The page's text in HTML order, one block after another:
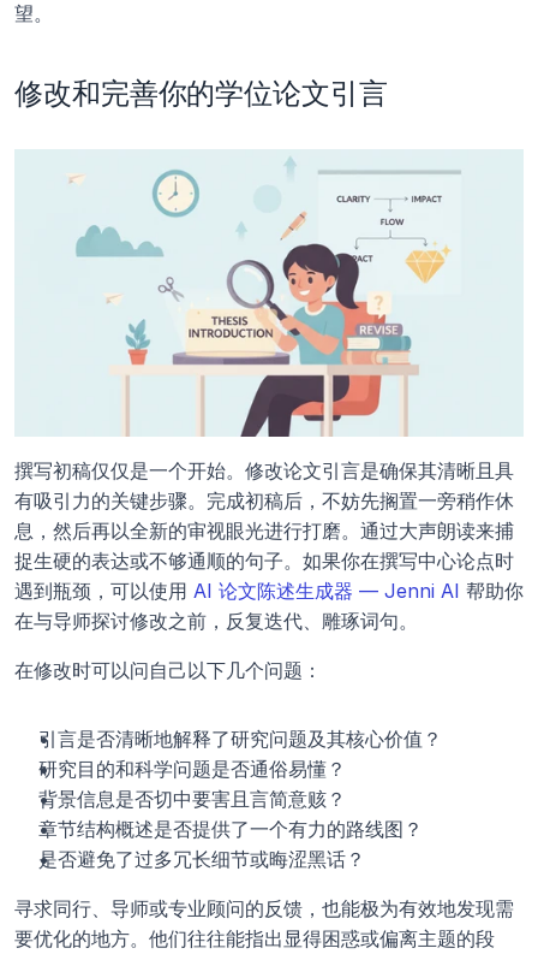
望。
修改和完善你的学位论文引言
撰写初稿仅仅是一个开始。修改论文引言是确保其清晰且具
有吸引力的关键步骤。完成初稿后，不妨先搁置一旁稍作休
息，然后再以全新的审视眼光进行打磨。通过大声朗读来捕
捉生硬的表达或不够通顺的句子。如果你在撰写中心论点时
遇到瓶颈，可以使用 AI 论文陈述生成器 — Jenni AI 帮助你
在与导师探讨修改之前，反复迭代、雕琢词句。
在修改时可以问自己以下几个问题：
引言是否清晰地解释了研究问题及其核心价值？
研究目的和科学问题是否通俗易懂？
背景信息是否切中要害且言简意赅？
章节结构概述是否提供了一个有力的路线图？
是否避免了过多冗长细节或晦涩黑话？
寻求同行、导师或专业顾问的反馈，也能极为有效地发现需
要优化的地方。他们往往能指出显得困惑或偏离主题的段